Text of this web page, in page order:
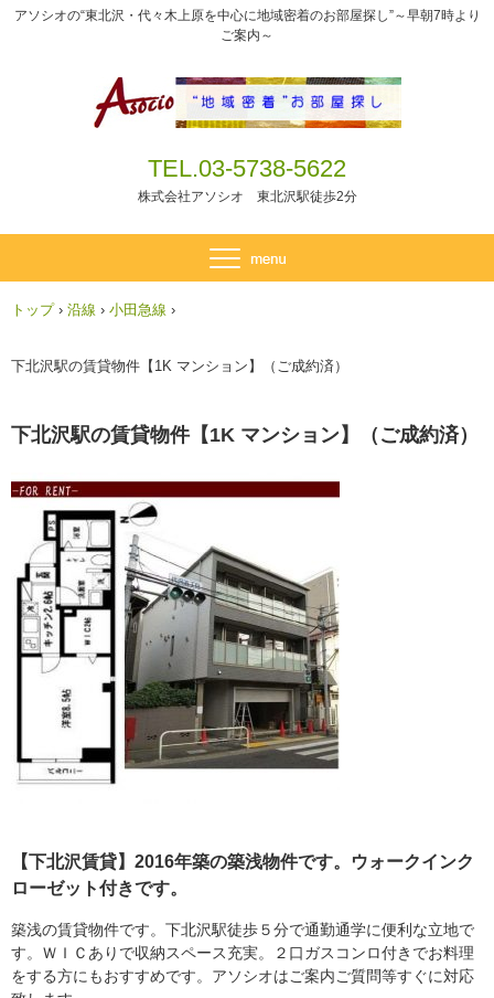
アソシオの“東北沢・代々木上原を中心に地域密着のお部屋探し”～早朝7時より
ご案内～
TEL.03-5738-5622
株式会社アソシオ 東北沢駅徒歩2分
トップ › 沿線 › 小田急線 ›
下北沢駅の賃貸物件【1K マンション】（ご成約済）
下北沢駅の賃貸物件【1K マンション】（ご成約済）
【下北沢賃貸】2016年築の築浅物件です。ウォークインク
ローゼット付きです。
築浅の賃貸物件です。下北沢駅徒歩５分で通勤通学に便利な立地で
す。ＷＩＣありで収納スペース充実。２口ガスコンロ付きでお料理
をする方にもおすすめです。アソシオはご案内ご質問等すぐに対応